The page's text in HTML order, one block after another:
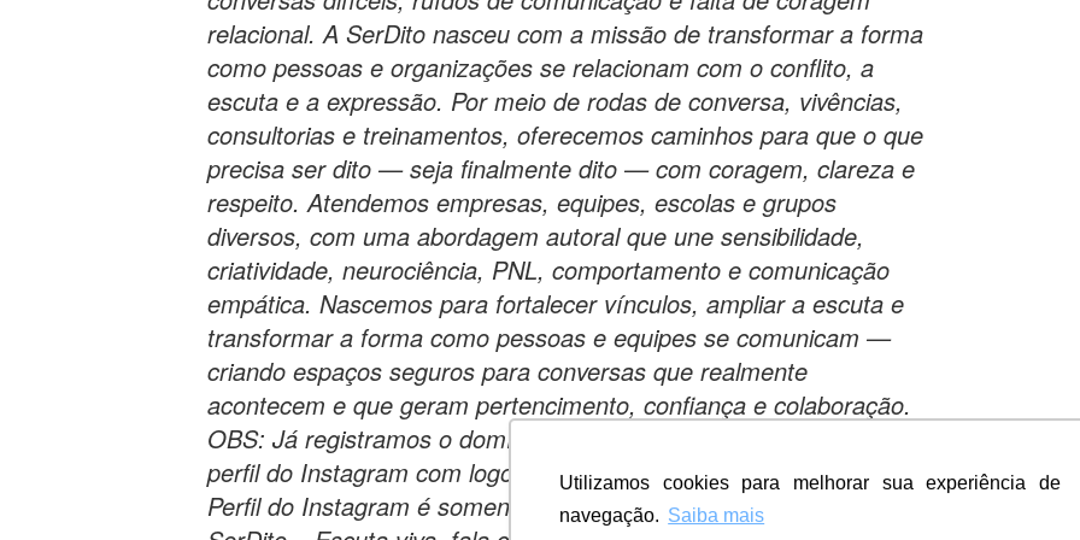
Utilizamos cookies para melhorar sua experiência de
navegação. Saiba mais
relacional. A SerDito nasceu com a missão de transformar a forma
como pessoas e organizações se relacionam com o conflito, a
escuta e a expressão. Por meio de rodas de conversa, vivências,
consultorias e treinamentos, oferecemos caminhos para que o que
precisa ser dito — seja finalmente dito — com coragem, clareza e
respeito. Atendemos empresas, equipes, escolas e grupos
diversos, com uma abordagem autoral que une sensibilidade,
criatividade, neurociência, PNL, comportamento e comunicação
empática. Nascemos para fortalecer vínculos, ampliar a escuta e
transformar a forma como pessoas e equipes se comunicam —
criando espaços seguros para conversas que realmente
acontecem e que geram pertencimento, confiança e colaboração.
OBS: Já registramos o domínio (www.serdito.com.br) e criamos o
perfil do Instagram com logo @bemditatreta . O logo que está no
Perfil do Instagram é somente ilustrativo. Possíveis slogans: